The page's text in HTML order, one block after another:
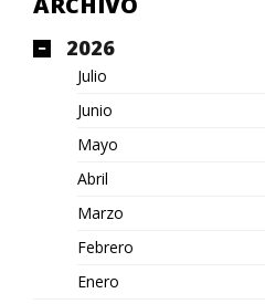
2026
Julio
Junio
Mayo
Abril
Marzo
Febrero
Enero